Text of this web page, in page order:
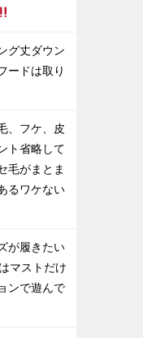
グ丈ダウン
ードは取り
、フケ、皮
ト省略して
毛がまとま
るワケない
が履きたい
マストだけ
ンで遊んで